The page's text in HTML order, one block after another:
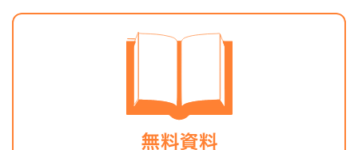
ップの実践法